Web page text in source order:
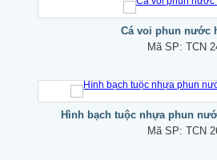
Cá voi phun nước
Mã SP: TCN
Hình bạch tuộc nhựa phun
Mã SP: TCN